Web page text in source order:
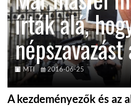
AUSZTRÁLIA
A VILÁG ITTHON
MÉDIA
írták alá,
MTI 2016-06-25
A kezdeményezők és az